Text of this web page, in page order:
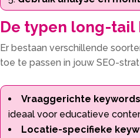
De typen long-tail
Er bestaan verschillende
toe te passen in jouw SEO-
Vraaggerichte
ideaal voor educatieve
Locatie-specifieke